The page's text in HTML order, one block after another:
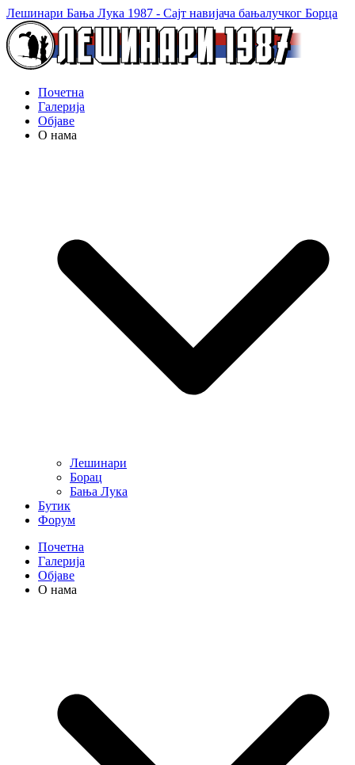
Лешинари Бања Лука 1987 - Сајт навијача бањалучког Борца
Почетна
Галерија
Објаве
О нама
Лешинари
Борац
Бања Лука
Бутик
Форум
Почетна
Галерија
Објаве
О нама